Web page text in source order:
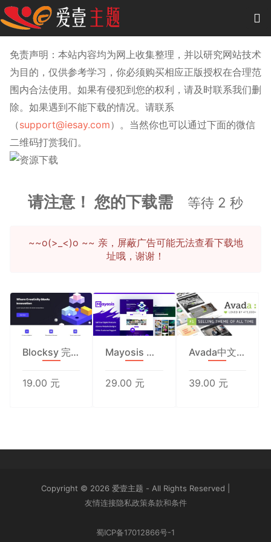
0项目 -0.00 元
主题
插件
教程
商城
作品
免责声明：本站内容均为网上收集整理，并以研究网站技术
为目的，仅供参考学习，你必须购买相应正版授权在合理范
围内合法使用。如果有侵犯到您的权利，请及时联系我们删
除。如果遇到不能下载的情况。请联系
（support@iesay.com）。当然你也可以通过下面的微信
二维码打赏我们。
请注意！ 您的下载需 等待 2 秒
~~o(>_<)o ~~ 亲，屏蔽广告可能无法查看下载地
址哦，谢谢！
Blocksy 完全汉化版
19.00 元
Mayosis 虚拟商品系统
29.00 元
Avada中文汉化版-多功能企业主题7.2
39.00 元
Copyright © 2026 爱壹主题 - All Rights Reserved
友情连接隐私政策条款和条件
蜀ICP备17012866号-1